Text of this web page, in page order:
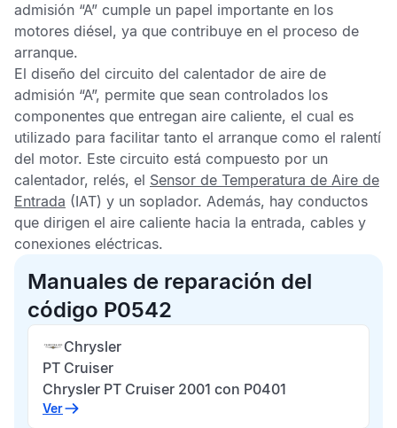
admisión “A” cumple un papel importante en los
motores diésel, ya que contribuye en el proceso de
arranque.
El diseño del circuito del calentador de aire de
admisión “A”, permite que sean controlados los
componentes que entregan aire caliente, el cual es
utilizado para facilitar tanto el arranque como el ralentí
del motor. Este circuito está compuesto por un
calentador, relés, el Sensor de Temperatura de Aire de
Entrada (IAT) y un soplador. Además, hay conductos
que dirigen el aire caliente hacia la entrada, cables y
conexiones eléctricas.
Manuales de reparación del
código P0542
Chrysler
PT Cruiser
Chrysler PT Cruiser 2001 con P0401
Ver